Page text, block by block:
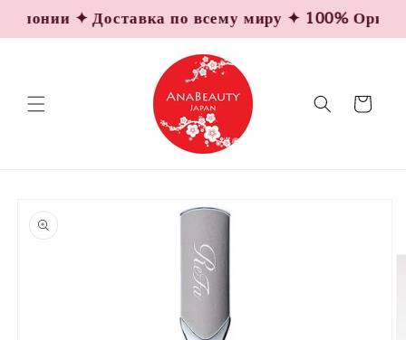
к
контенту
✦ Доставка по всему миру ✦ 100%
Корзина
информации
о продукте